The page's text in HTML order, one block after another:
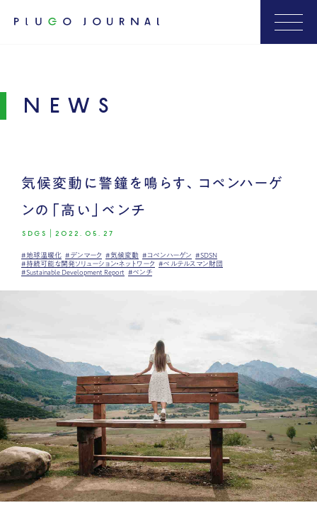
NEWS
気候変動に警鐘を鳴らす、コペンハーゲ
ンの「高い」ベンチ
SDGS 2022.05.27
#地球温暖化 #デンマーク #気候変動 #コペンハーゲン #SDSN
#持続可能な開発ソリューション・ネットワーク #ベルテルスマン財団
#Sustainable Development Report #ベンチ